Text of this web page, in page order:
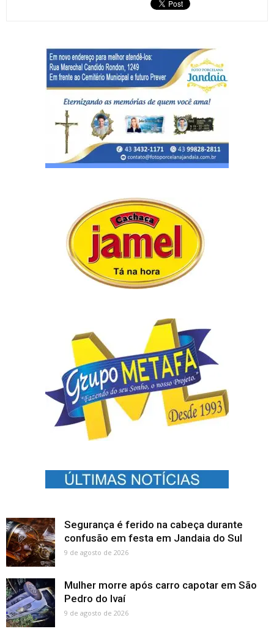
Segurança é ferido na cabeça durante
confusão em festa em Jandaia do Sul
9 de agosto de 2026
Mulher morre após carro capotar em São
Pedro do Ivaí
9 de agosto de 2026